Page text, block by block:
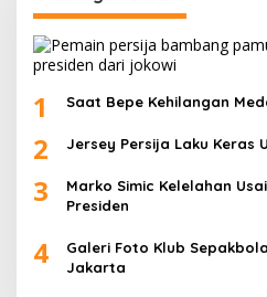
1 Saat Bepe Kehilangan
2 Jersey Persija Laku Keras
3
Marko Simic Kelelahan
Presiden
4
Galeri Foto Klub
Jakarta